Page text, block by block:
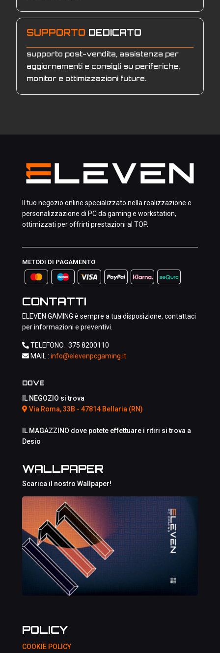
SUPPORTO DEDICATO
supporto post-vendita, assistenza per
aggiornamenti e consigli su periferiche,
monitor e ottimizzazioni future.
Il tuo negozio online specializzato nella realizzazione e
personalizzazione di PC da gaming e workstation,
ottimizzati per offrirti prestazioni al TOP.
METODI DI PAGAMENTO
CONTATTI
ELEVEN GAMING è sempre a tua disposizione, contattaci
per informazioni e preventivi.
TELEFONO : 375 8200110
MAIL : info@elevenpcgaming.it
DOVE
IL NEGOZIO si trova
Via Roma, 33B - 47814 Bellaria (RN)
IL MAGAZZINO dove potete effettuare i ritiri si trova a
Desio
WALLPAPER
Scarica il nostro Wallpaper!
POLICY
COOKIE POLICY